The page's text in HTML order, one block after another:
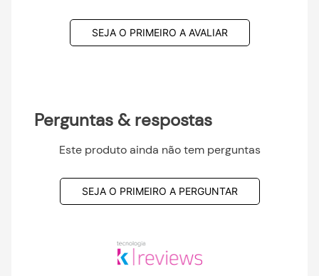
SEJA O PRIMEIRO A AVALIAR
Perguntas & respostas
Este produto ainda não tem perguntas
SEJA O PRIMEIRO A PERGUNTAR